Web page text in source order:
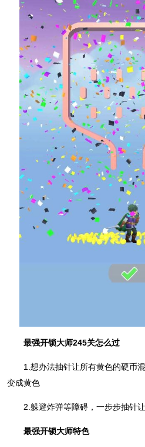
最强开锁大师245关怎么过
1.想办法抽针让所有黄色的硬币
变成黄色
2.躲避炸弹等障碍，一步步抽针
最强开锁大师特色